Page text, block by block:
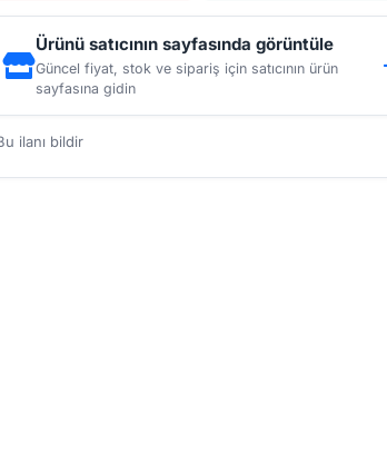
Ürünü satıcının sayfasında görüntüle
Güncel fiyat, stok ve sipariş için satıcının ürün
sayfasına gidin
ilanı bildir